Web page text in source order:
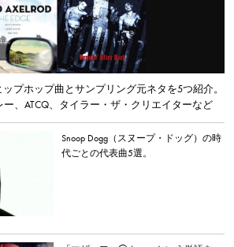
プホップ曲とサンプリング元ネタを5つ紹介。
ー、ATCQ、タイラー・ザ・クリエイターなど
Snoop Dogg（スヌープ・ドッグ）の時
代ごとの代表曲5選。